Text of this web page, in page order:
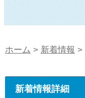
ホーム > 新着情報 >
新着情報詳細